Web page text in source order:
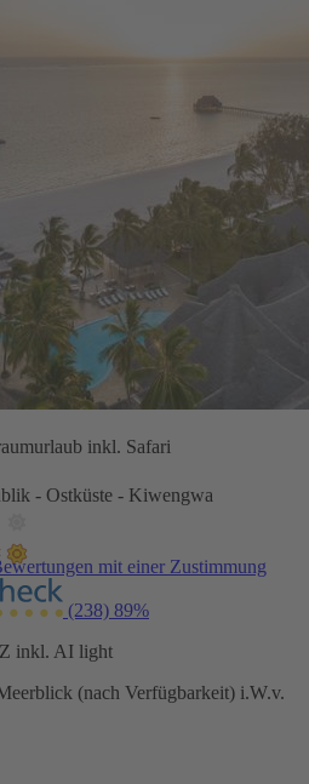
inkl. Safari
- Ostküste - Kiwengwa
mit einer Zustimmung
(238) 89%
inkl. AI light
(nach Verfügbarkeit) i.W.v.